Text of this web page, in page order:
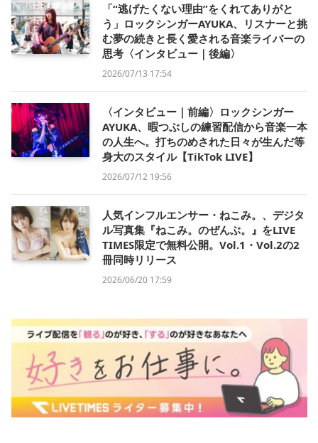
「“逃げたくない理由”をくれてありがと
う」ロックシンガーAYUKA、リスナーと挑
む夢の続きと長く愛される音楽ライバーの
思考〈インタビュー｜後編〉
2026/07/13 17:54
〈インタビュー｜前編〉ロックシンガー
AYUKA、暇つぶしの練習配信から音楽一本
の人生へ。打ちのめされた日々が生んだ等
身大のスタイル【TikTok LIVE】
2026/07/12 19:56
人気インフルエンサー・ねこみ。、デジタ
ル写真集『ねこみ。のぜんぶ。』をLIVE
TIMES限定で無料公開。Vol.1・Vol.2の2
冊同時リリース
2026/06/20 17:59